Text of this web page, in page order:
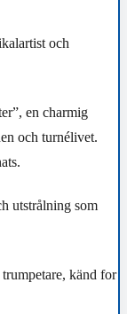
och
en charmig
och turnélivet.
utstrålning som
känd for